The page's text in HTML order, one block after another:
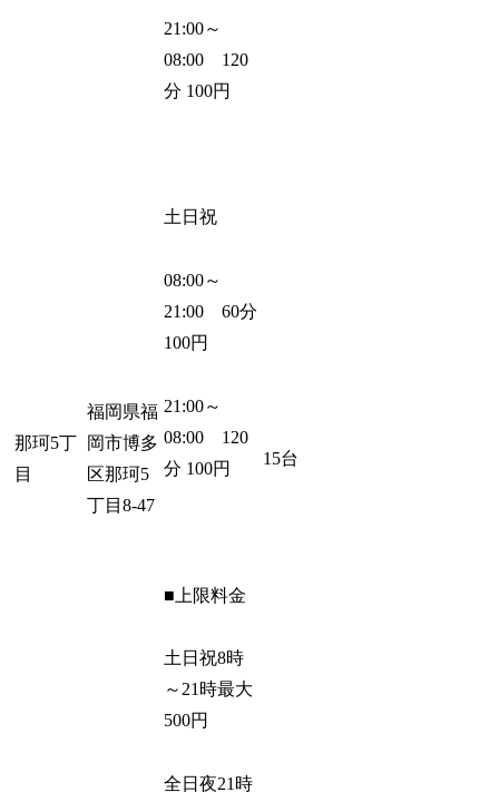
那珂5丁
目
福岡県福
岡市博多
区那珂5
丁目8-47
21:00～
08:00 120
分 100円
土日祝
08:00～
21:00 60分
100円
21:00～
08:00 120
分 100円
■上限料金
土日祝8時
～21時最大
500円
全日夜21時
15台